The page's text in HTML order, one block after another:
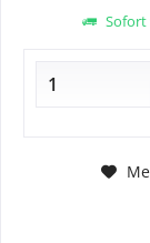
Sofort